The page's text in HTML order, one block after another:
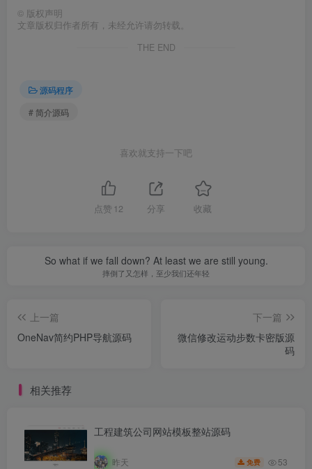
© 版权声明
文章版权归作者所有，未经允许请勿转载。
THE END
源码程序
# 简介源码
喜欢就支持一下吧
点赞 12 分享 收藏
So what if we fall down? At least we are still young.
摔倒了又怎样，至少我们还年轻
上一篇
OneNav简约PHP导航源码
下一篇
微信修改运动步数卡密版源
码
相关推荐
工程建筑公司网站模板整站源码
昨天 免费 53